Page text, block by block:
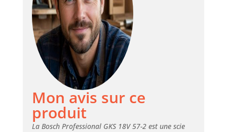
Mon avis sur ce
produit
La Bosch Professional GKS 18V 57-2 est une scie